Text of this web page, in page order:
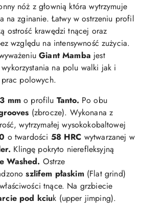
nóż z głownią która wytrzymuje
na zginanie. Łatwy w ostrzeniu profil
ostrość krawędzi tnącej oraz
względu na intensywność zużycia.
Giant Mamba jest
na polu walki jak i
polowych.
mm o profilu Tanto. Po obu
(zbrocze). Wykonana z
wytrzymałej wysokokobaltowej
o twardości 58 HRC wytwarzanej w
Klingę pokryto nierefleksyjną
Washed. Ostrze
szlifem płaskim(Flat grind)
tnące. Na grzbiecie
pod kciuk (upper jimping).